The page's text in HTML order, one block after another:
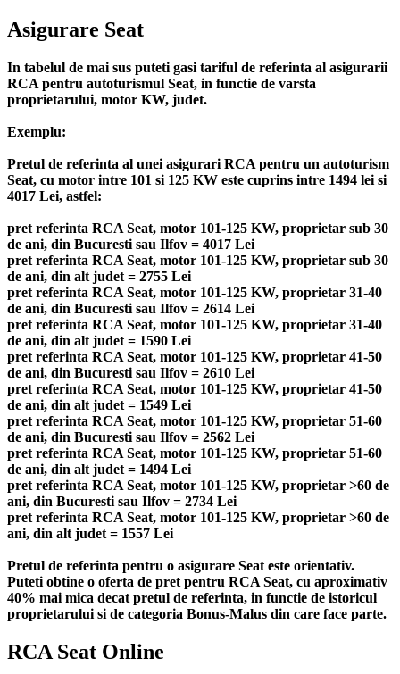
Asigurare Seat
In tabelul de mai sus puteti gasi tariful de referinta al asigurarii
RCA pentru autoturismul Seat, in functie de varsta
proprietarului, motor KW, judet.
Exemplu:
Pretul de referinta al unei asigurari RCA pentru un autoturism
Seat, cu motor intre 101 si 125 KW este cuprins intre 1494 lei si
4017 Lei, astfel:
pret referinta RCA Seat, motor 101-125 KW, proprietar sub 30
de ani, din Bucuresti sau Ilfov = 4017 Lei
pret referinta RCA Seat, motor 101-125 KW, proprietar sub 30
de ani, din alt judet = 2755 Lei
pret referinta RCA Seat, motor 101-125 KW, proprietar 31-40
de ani, din Bucuresti sau Ilfov = 2614 Lei
pret referinta RCA Seat, motor 101-125 KW, proprietar 31-40
de ani, din alt judet = 1590 Lei
pret referinta RCA Seat, motor 101-125 KW, proprietar 41-50
de ani, din Bucuresti sau Ilfov = 2610 Lei
pret referinta RCA Seat, motor 101-125 KW, proprietar 41-50
de ani, din alt judet = 1549 Lei
pret referinta RCA Seat, motor 101-125 KW, proprietar 51-60
de ani, din Bucuresti sau Ilfov = 2562 Lei
pret referinta RCA Seat, motor 101-125 KW, proprietar 51-60
de ani, din alt judet = 1494 Lei
pret referinta RCA Seat, motor 101-125 KW, proprietar >60 de
ani, din Bucuresti sau Ilfov = 2734 Lei
pret referinta RCA Seat, motor 101-125 KW, proprietar >60 de
ani, din alt judet = 1557 Lei
Pretul de referinta pentru o asigurare Seat este orientativ.
Puteti obtine o oferta de pret pentru RCA Seat, cu aproximativ
40% mai mica decat pretul de referinta, in functie de istoricul
proprietarului si de categoria Bonus-Malus din care face parte.
RCA Seat Online